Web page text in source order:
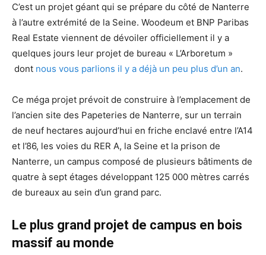
C’est un projet géant qui se prépare du côté de Nanterre
à l’autre extrémité de la Seine. Woodeum et BNP Paribas
Real Estate viennent de dévoiler officiellement il y a
quelques jours leur projet de bureau « L’Arboretum »
dont nous vous parlions il y a déjà un peu plus d’un an.
Ce méga projet prévoit de construire à l’emplacement de
l’ancien site des Papeteries de Nanterre, sur un terrain
de neuf hectares aujourd’hui en friche enclavé entre l’A14
et l’86, les voies du RER A, la Seine et la prison de
Nanterre, un campus composé de plusieurs bâtiments de
quatre à sept étages développant 125 000 mètres carrés
de bureaux au sein d’un grand parc.
Le plus grand projet de campus en bois
massif au monde